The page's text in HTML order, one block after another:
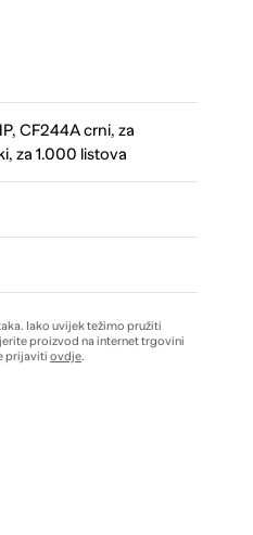
CF244A crni, za
za 1.000 listova
Iako uvijek težimo pružiti
proizvod na internet trgovini
prijaviti ovdje.